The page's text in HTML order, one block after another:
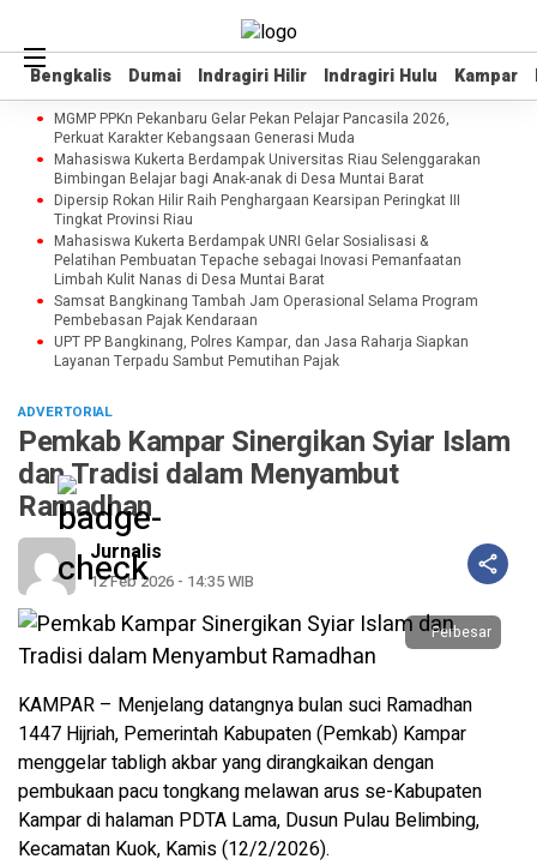
Bengkalis Dumai Indragiri Hilir Indragiri Hulu Kampar
Bengkalis Dumai Indragiri Hilir Indragiri Hulu Kampar
MGMP PPKn Pekanbaru Gelar Pekan Pelajar Pancasila 2026,
Perkuat Karakter Kebangsaan Generasi Muda
Mahasiswa Kukerta Berdampak Universitas Riau Selenggarakan
Bimbingan Belajar bagi Anak-anak di Desa Muntai Barat
Dipersip Rokan Hilir Raih Penghargaan Kearsipan Peringkat III
Tingkat Provinsi Riau
Mahasiswa Kukerta Berdampak UNRI Gelar Sosialisasi &
Pelatihan Pembuatan Tepache sebagai Inovasi Pemanfaatan
Limbah Kulit Nanas di Desa Muntai Barat
Samsat Bangkinang Tambah Jam Operasional Selama Program
Pembebasan Pajak Kendaraan
UPT PP Bangkinang, Polres Kampar, dan Jasa Raharja Siapkan
Layanan Terpadu Sambut Pemutihan Pajak
ADVERTORIAL
Pemkab Kampar Sinergikan Syiar Islam
dan Tradisi dalam Menyambut
Ramadhan
Jurnalis
12 Feb 2026 - 14:35 WIB
Perbesar
KAMPAR – Menjelang datangnya bulan suci Ramadhan
1447 Hijriah, Pemerintah Kabupaten (Pemkab) Kampar
menggelar tabligh akbar yang dirangkaikan dengan
pembukaan pacu tongkang melawan arus se-Kabupaten
Kampar di halaman PDTA Lama, Dusun Pulau Belimbing,
Kecamatan Kuok, Kamis (12/2/2026).